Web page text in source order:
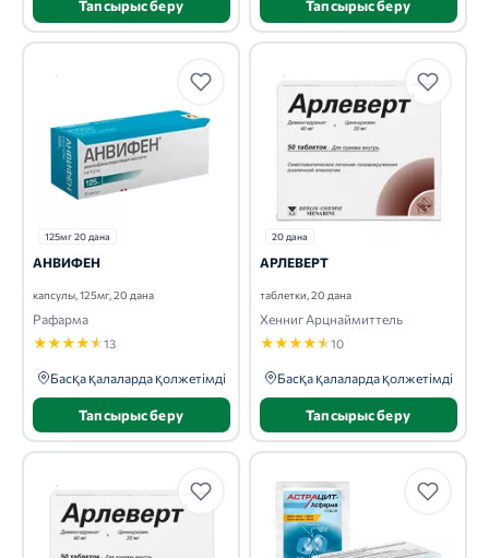
Тапсырыс беру Тапсырыс беру
125мг 20 дана
АНВИФЕН
капсулы, 125мг, 20 дана
Рафарма
★★★★★13
Басқа қалаларда қолжетімді
Тапсырыс беру
20 дана
АРЛЕВЕРТ
таблетки, 20 дана
Хенниг Арцнаймиттель
★★★★★10
Басқа қалаларда қолжетімді
Тапсырыс беру